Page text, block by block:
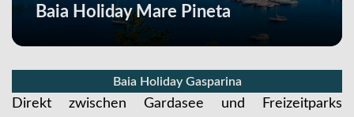
Baia Holiday Mare Pineta
Baia Holiday Gasparina
Direkt zwischen Gardasee und Freizeitparks